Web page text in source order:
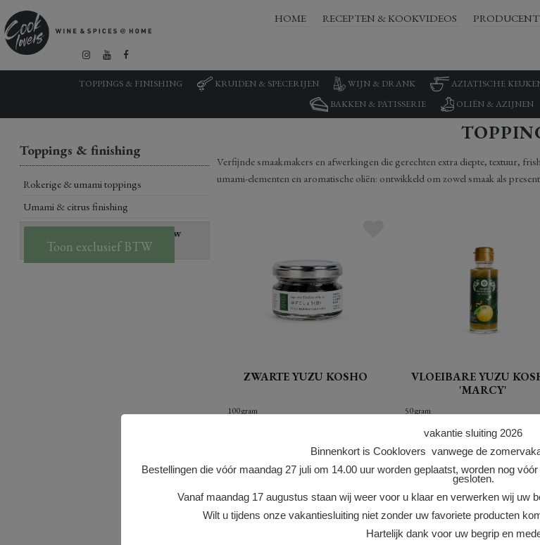
HOME RECEPTEN & KOOKVIDEOS
vakantie sluiting 2026
Binnenkort is Cooklovers vanwege de
Bestellingen die vóór maandag 27 juli om 14.00 uur worden geplaatst, worden nog
gesloten.
Vanaf maandag 17 augustus staan wij weer voor u klaar en verwerken wij uw
Wilt u tijdens onze vakantiesluiting niet zonder uw favoriete producten
Hartelijk dank voor uw begrip en
TOPPINGS & FINISHING KRUIDEN & SPECERIJEN WIJN & DRANK AZIATISCHE
BAKKEN & PATISSERIE
OLIËN & AZIJNEN
Toppings & finishing
Rokerige & umami toppings
Umami & citrus finishing
Prijzen zijn getoond inclusief btw
Toon exclusief BTW
Verfijnde smaakmakers en afwerkingen die gerechten extra diepte, textuur,
umami-elementen en aromatische oliën: ontwikkeld om zowel smaak als
ZWARTE YUZU KOSHO
100 gram
Black Yuzu Kosho Een intense en
verfijnde Japanse smaakpasta met
citrus, chili en subtiele rokerigheid
Black Yuzu Kosho van Kabosu Honke
klassi (...)
Voorraad indicatie: 1 stuks
VLOEIBARE YUZU
'MARCY'
50 gram
Liquid Yuzu Kosho “Marcy” Een
en vloeibare interpretatie van de
klassieke Japanse yuzu kosho
Yuzu Kosho “Marcy” brengt de
de (...)
Voorraad indicatie: 14 stuks